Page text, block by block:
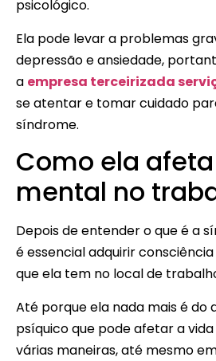
psicológico.
Ela pode levar a problemas
depressão e ansiedade,
a empresa terceirizada
se atentar e tomar cuidado
síndrome.
Como ela
mental no
Depois de entender o que é a
é essencial adquirir
que ela tem no local de
Até porque ela nada mais é do
psíquico que pode afetar a
várias maneiras, até mesmo